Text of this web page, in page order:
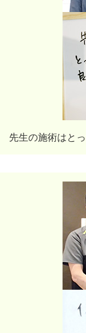
先生の施術はと